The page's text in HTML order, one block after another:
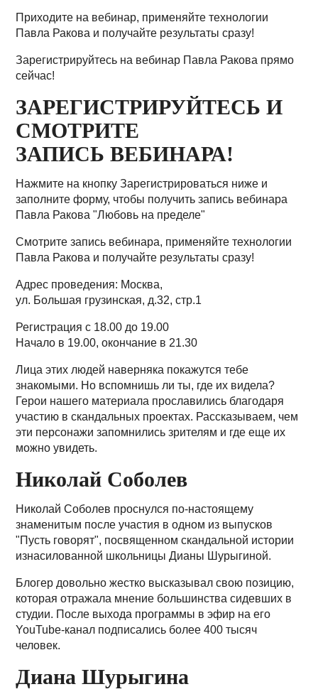
Приходите на вебинар, применяйте технологии
Павла Ракова и получайте результаты сразу!
Зарегистрируйтесь на вебинар Павла Ракова прямо
сейчас!
ЗАРЕГИСТРИРУЙТЕСЬ И
СМОТРИТЕ
ЗАПИСЬ ВЕБИНАРА!
Нажмите на кнопку Зарегистрироваться ниже и
заполните форму, чтобы получить запись вебинара
Павла Ракова "Любовь на пределе"
Смотрите запись вебинара, применяйте технологии
Павла Ракова и получайте результаты сразу!
Адрес проведения: Москва,
ул. Большая грузинская, д.32, стр.1
Регистрация с 18.00 до 19.00
Начало в 19.00, окончание в 21.30
Лица этих людей наверняка покажутся тебе
знакомыми. Но вспомнишь ли ты, где их видела?
Герои нашего материала прославились благодаря
участию в скандальных проектах. Рассказываем, чем
эти персонажи запомнились зрителям и где еще их
можно увидеть.
Николай Соболев
Николай Соболев проснулся по-настоящему
знаменитым после участия в одном из выпусков
"Пусть говорят", посвященном скандальной истории
изнасилованной школьницы Дианы Шурыгиной.
Блогер довольно жестко высказывал свою позицию,
которая отражала мнение большинства сидевших в
студии. После выхода программы в эфир на его
YouTube-канал подписались более 400 тысяч
человек.
Диана Шурыгина